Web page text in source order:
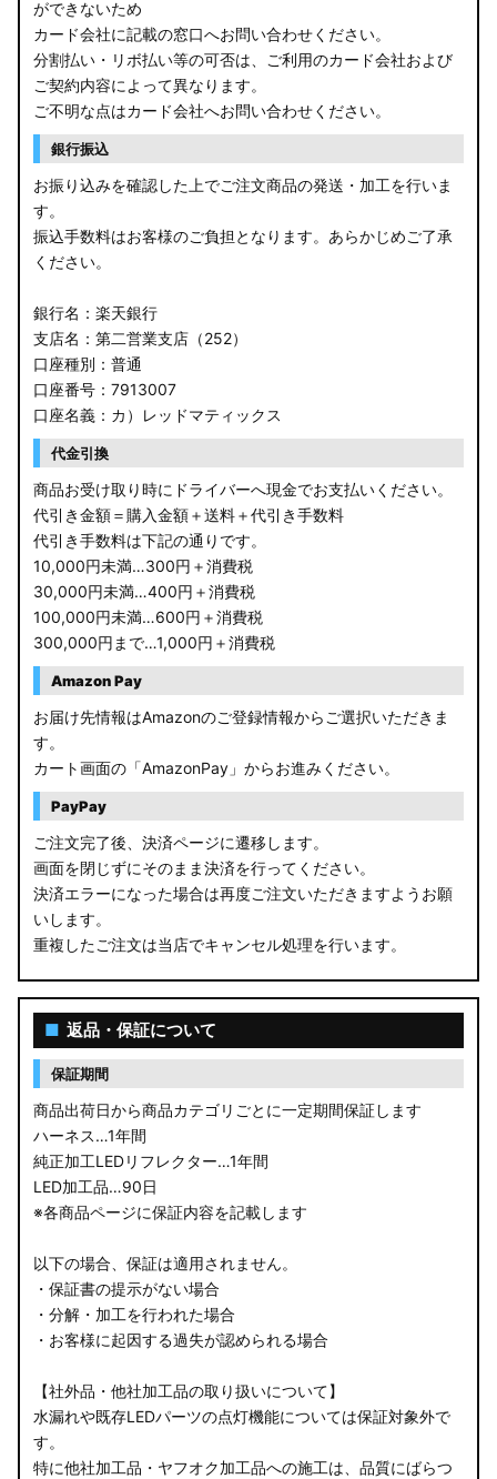
ができないため
カード会社に記載の窓口へお問い合わせください。
分割払い・リボ払い等の可否は、ご利用のカード会社および
ご契約内容によって異なります。
ご不明な点はカード会社へお問い合わせください。
銀行振込
お振り込みを確認した上でご注文商品の発送・加工を行いま
す。
振込手数料はお客様のご負担となります。あらかじめご了承
ください。
銀行名：楽天銀行
支店名：第二営業支店（252）
口座種別：普通
口座番号：7913007
口座名義：カ）レッドマティックス
代金引換
商品お受け取り時にドライバーへ現金でお支払いください。
代引き金額＝購入金額＋送料＋代引き手数料
代引き手数料は下記の通りです。
10,000円未満…300円＋消費税
30,000円未満…400円＋消費税
100,000円未満…600円＋消費税
300,000円まで…1,000円＋消費税
Amazon Pay
お届け先情報はAmazonのご登録情報からご選択いただきま
す。
カート画面の「AmazonPay」からお進みください。
PayPay
ご注文完了後、決済ページに遷移します。
画面を閉じずにそのまま決済を行ってください。
決済エラーになった場合は再度ご注文いただきますようお願
いします。
重複したご注文は当店でキャンセル処理を行います。
■ 返品・保証について
保証期間
商品出荷日から商品カテゴリごとに一定期間保証します
ハーネス…1年間
純正加工LEDリフレクター…1年間
LED加工品…90日
※各商品ページに保証内容を記載します
以下の場合、保証は適用されません。
・保証書の提示がない場合
・分解・加工を行われた場合
・お客様に起因する過失が認められる場合
【社外品・他社加工品の取り扱いについて】
水漏れや既存LEDパーツの点灯機能については保証対象外で
す。
特に他社加工品・ヤフオク加工品への施工は、品質にばらつ